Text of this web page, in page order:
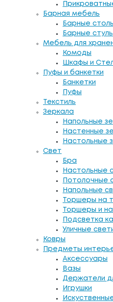
Барная мебель
Барные
Барные
Мебель для
Комоды
Шкафы и
Пуфы и банкетки
Банкетки
Пуфы
Текстиль
Зеркала
Напольные
Настенные
Настольные
Свет
Бра
Настольные
Потолочные
Напольные
Торшеры на
Торшеры и
Подсветка
Уличные
Ковры
Предметы
Аксессуары
Вазы
Держатели
Игрушки